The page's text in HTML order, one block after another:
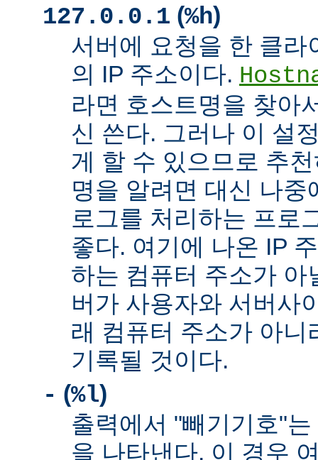
127.0.0.1 (%h)
서버에 요청을 한 클라
의 IP 주소이다.
라면 호스트명을 찾아
신 쓴다. 그러나 이 설
게 할 수 있으므로 추
명을 알려면 대신 나
로그를 처리하는 프로
좋다. 여기에 나온 IP
하는 컴퓨터 주소가 아
버가 사용자와 서버사
래 컴퓨터 주소가 아니
기록될 것이다.
- (%l)
출력에서 "빼기기호"
을 나타낸다. 이 경우